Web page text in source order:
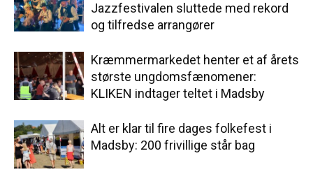
Jazzfestivalen sluttede med rekord
og tilfredse arrangører
Kræmmermarkedet henter et af årets
største ungdomsfænomener:
KLIKEN indtager teltet i Madsby
Alt er klar til fire dages folkefest i
Madsby: 200 frivillige står bag